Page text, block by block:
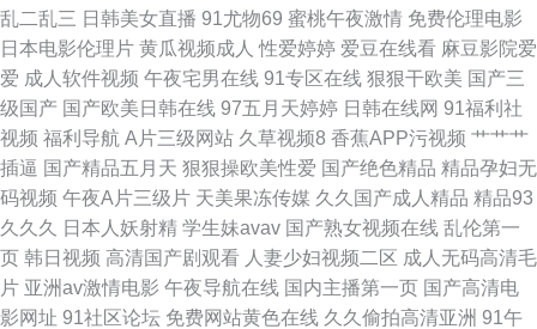
院 www色91熟女 欧美综合逼 免费网址91 玖玖热精品9 97干B 91桃色国产
探花 在线免费观看熟女av 豆花视频精品a区 国产精品爱久久 日韩熟女三级
房 欧美韩国国产 人人操人人看人人摸av 91视频播放地址 成人毛片不卡 传媒
福利电影 黄色91线上网站 免费91黄色 玖玖色资源网 www.av影院
AV5309.99.com 激情瑟瑟 午夜男女精品 91久碰国产在线 Aa综合色网 欧美
成人久久电影院 欧美娱乐中文网 男娘毛片 91社区免费在线 www久久爱av
乱二乱三 日韩美女直播 91尤物69 蜜桃午夜激情 免费伦理电影
日本电影伦理片 黄瓜视频成人 性爱婷婷 爱豆在线看 麻豆影院爱
爱 成人软件视频 午夜宅男在线 91专区在线 狠狠干欧美 国产三
级国产 国产欧美日韩在线 97五月天婷婷 日韩在线网 91福利社
视频 福利导航 A片三级网站 久草视频8 香蕉APP污视频 艹艹艹
插逼 国产精品五月天 狠狠操欧美性爱 国产绝色精品 精品孕妇无
码视频 午夜A片三级片 天美果冻传媒 久久国产成人精品 精品93
久久久
日本人妖射精 学生妹avav 国产熟女视频在线 乱伦第一
页 韩日视频 高清国产剧观看 人妻少妇视频二区 成人无码高清毛
片 亚洲av激情电影 午夜导航在线 国内主播第一页 国产高清电
影网址 91社区论坛 免费网站黄色在线 久久偷拍高清亚洲 91午